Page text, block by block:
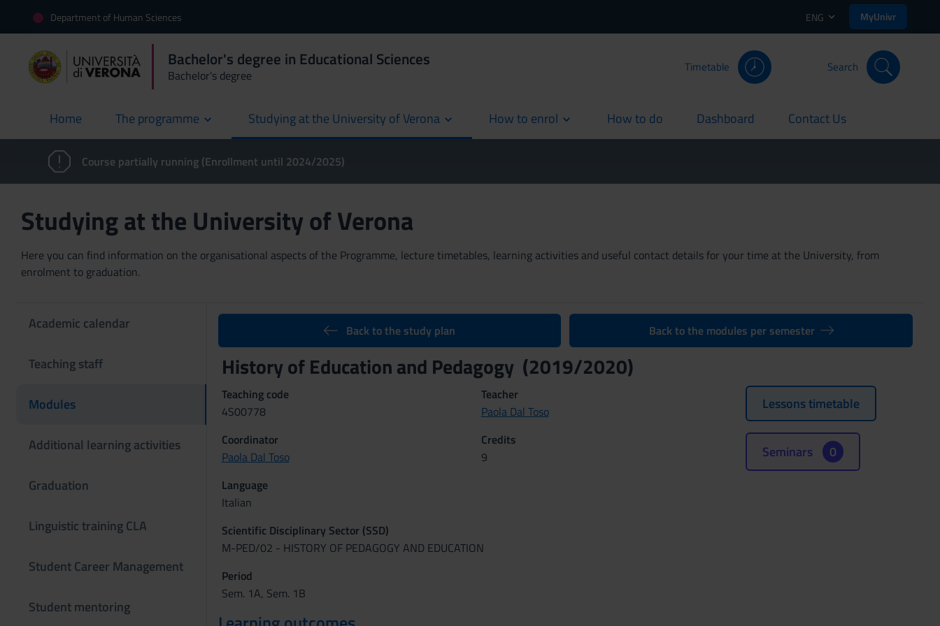
Department of Human Sciences ENG MyUnivr
Bachelor's degree in Educational Sciences
Bachelor's degree
Timetable Search
Home
current The programme Studying at the University of Verona How to enrol How to do
current Dashboard
current Contact Us
current
Course partially running (Enrollment until 2024/2025)
Studying at the University of Verona
Here you can find information on the organisational aspects of the Programme, lecture timetables, learning activities and useful contact details for your time at the University, from
enrolment to graduation.
Academic calendar
Teaching staff
Modules
Additional learning activities
Graduation
Linguistic training CLA
Student Career Management
Student mentoring
Back to the study plan Back to the modules per semester
History of Education and Pedagogy (2019/2020)
Teaching code
4S00778
Teacher
Paola Dal Toso
Coordinator
Paola Dal Toso
Credits
9
Language
Italian
Scientific Disciplinary Sector (SSD)
M-PED/02 - HISTORY OF PEDAGOGY AND EDUCATION
Period
Sem. 1A, Sem. 1B
Lessons timetable
Seminars 0